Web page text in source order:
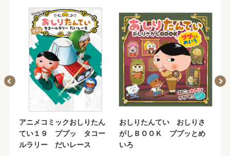
アニメコミックおしりたん
てい１９ ププッ タコー
ルラリー だいレース
おしりたんてい おしりさ
がしＢＯＯＫ ププッとめ
いろ